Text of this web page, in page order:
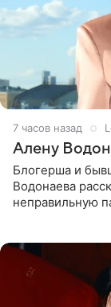
7 часов назад
Алену
Блогерша и
Водонаева
неправильную